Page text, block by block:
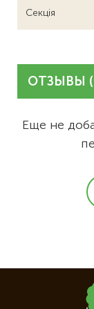
Секція
ОТЗЫВЫ
Еще не